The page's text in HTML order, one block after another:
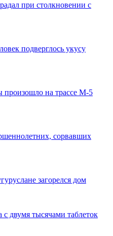
при столкновении с
подверглось укусу
на трассе М-5
сорвавших
загорелся дом
двумя тысячами таблеток